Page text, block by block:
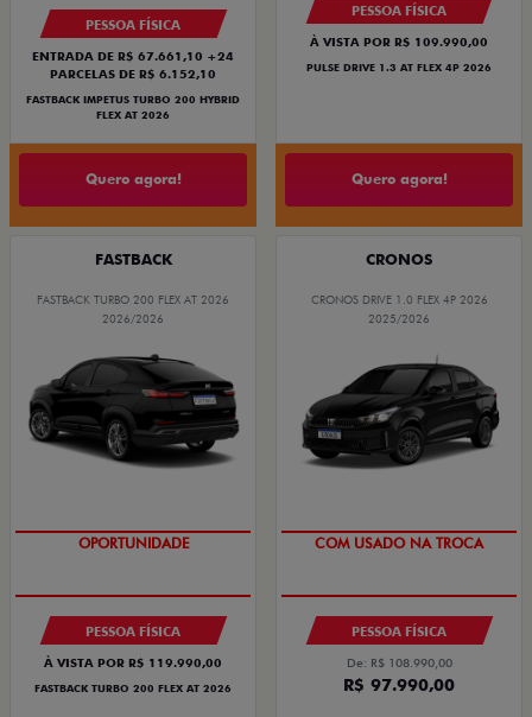
PESSOA FÍSICA
ENTRADA DE R$ 67.661,10 +24
PARCELAS DE R$ 6.152,10
FASTBACK IMPETUS TURBO 200 HYBRID
FLEX AT 2026
Quero agora!
PESSOA FÍSICA
À VISTA POR R$ 109.990,00
PULSE DRIVE 1.3 AT FLEX 4P 2026
Quero agora!
FASTBACK
FASTBACK TURBO 200 FLEX AT 2026
2026/2026
OPORTUNIDADE
PESSOA FÍSICA
À VISTA POR R$ 119.990,00
FASTBACK TURBO 200 FLEX AT 2026
CRONOS
CRONOS DRIVE 1.0 FLEX 4P 2026
2025/2026
COM USADO NA TROCA
PESSOA FÍSICA
De: R$ 108.990,00
R$ 97.990,00